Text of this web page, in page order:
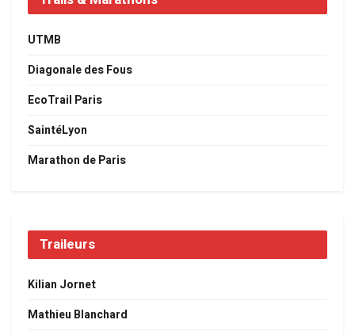
UTMB
Diagonale des Fous
EcoTrail Paris
SaintéLyon
Marathon de Paris
Traileurs
Kilian Jornet
Mathieu Blanchard